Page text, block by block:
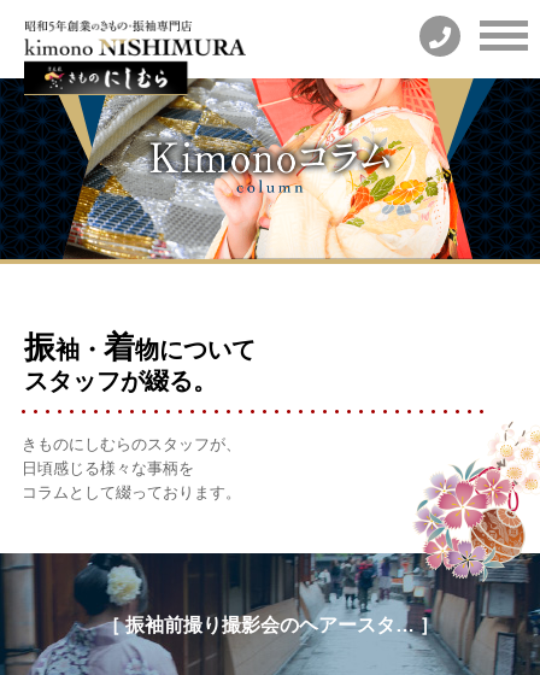
振袖・ 着物について
スタッフが綴る。
きものにしむらのスタッフが、
日頃感じる様々な事柄を
コラムとして綴っております。
［ 振袖前撮り撮影会のヘアースタ… ］